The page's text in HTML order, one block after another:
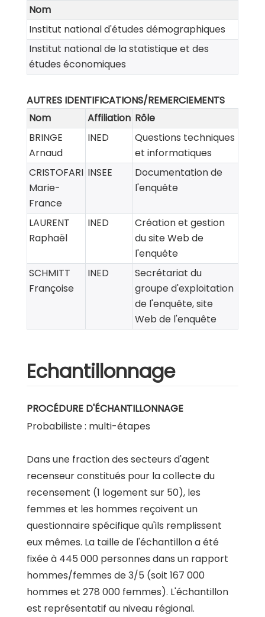
Nom
Institut national d'études démographiques
Institut national de la statistique et des
études économiques
AUTRES IDENTIFICATIONS/REMERCIEMENTS
Nom
Affiliation Rôle
BRINGE
Arnaud
INED
Questions techniques
et informatiques
CRISTOFARI
Marie-
France
INSEE
Documentation de
l'enquête
LAURENT
Raphaël
INED
Création et gestion
du site Web de
l'enquête
SCHMITT
Françoise
INED
Secrétariat du
groupe d'exploitation
de l'enquête, site
Web de l'enquête
Echantillonnage
PROCÉDURE D'ÉCHANTILLONNAGE
Probabiliste : multi-étapes
Dans une fraction des secteurs d'agent
recenseur constitués pour la collecte du
recensement (1 logement sur 50), les
femmes et les hommes reçoivent un
questionnaire spécifique qu'ils remplissent
eux mêmes. La taille de l'échantillon a été
fixée à 445 000 personnes dans un rapport
hommes/femmes de 3/5 (soit 167 000
hommes et 278 000 femmes). L'échantillon
est représentatif au niveau régional.